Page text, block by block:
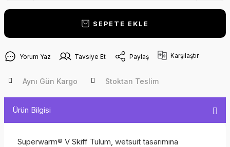
SEPETE EKLE
Yorum Yaz Tavsiye Et Paylaş Karşılaştır
Aynı Gün Kargo Stoktan Teslim
Ürün Bilgisi
Superwarm® V Skiff Tulum, wetsuit tasarımına